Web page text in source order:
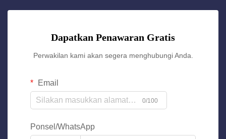
Dapatkan Penawaran Gratis
Perwakilan kami akan segera menghubungi Anda.
Email
0/100
Ponsel/WhatsApp